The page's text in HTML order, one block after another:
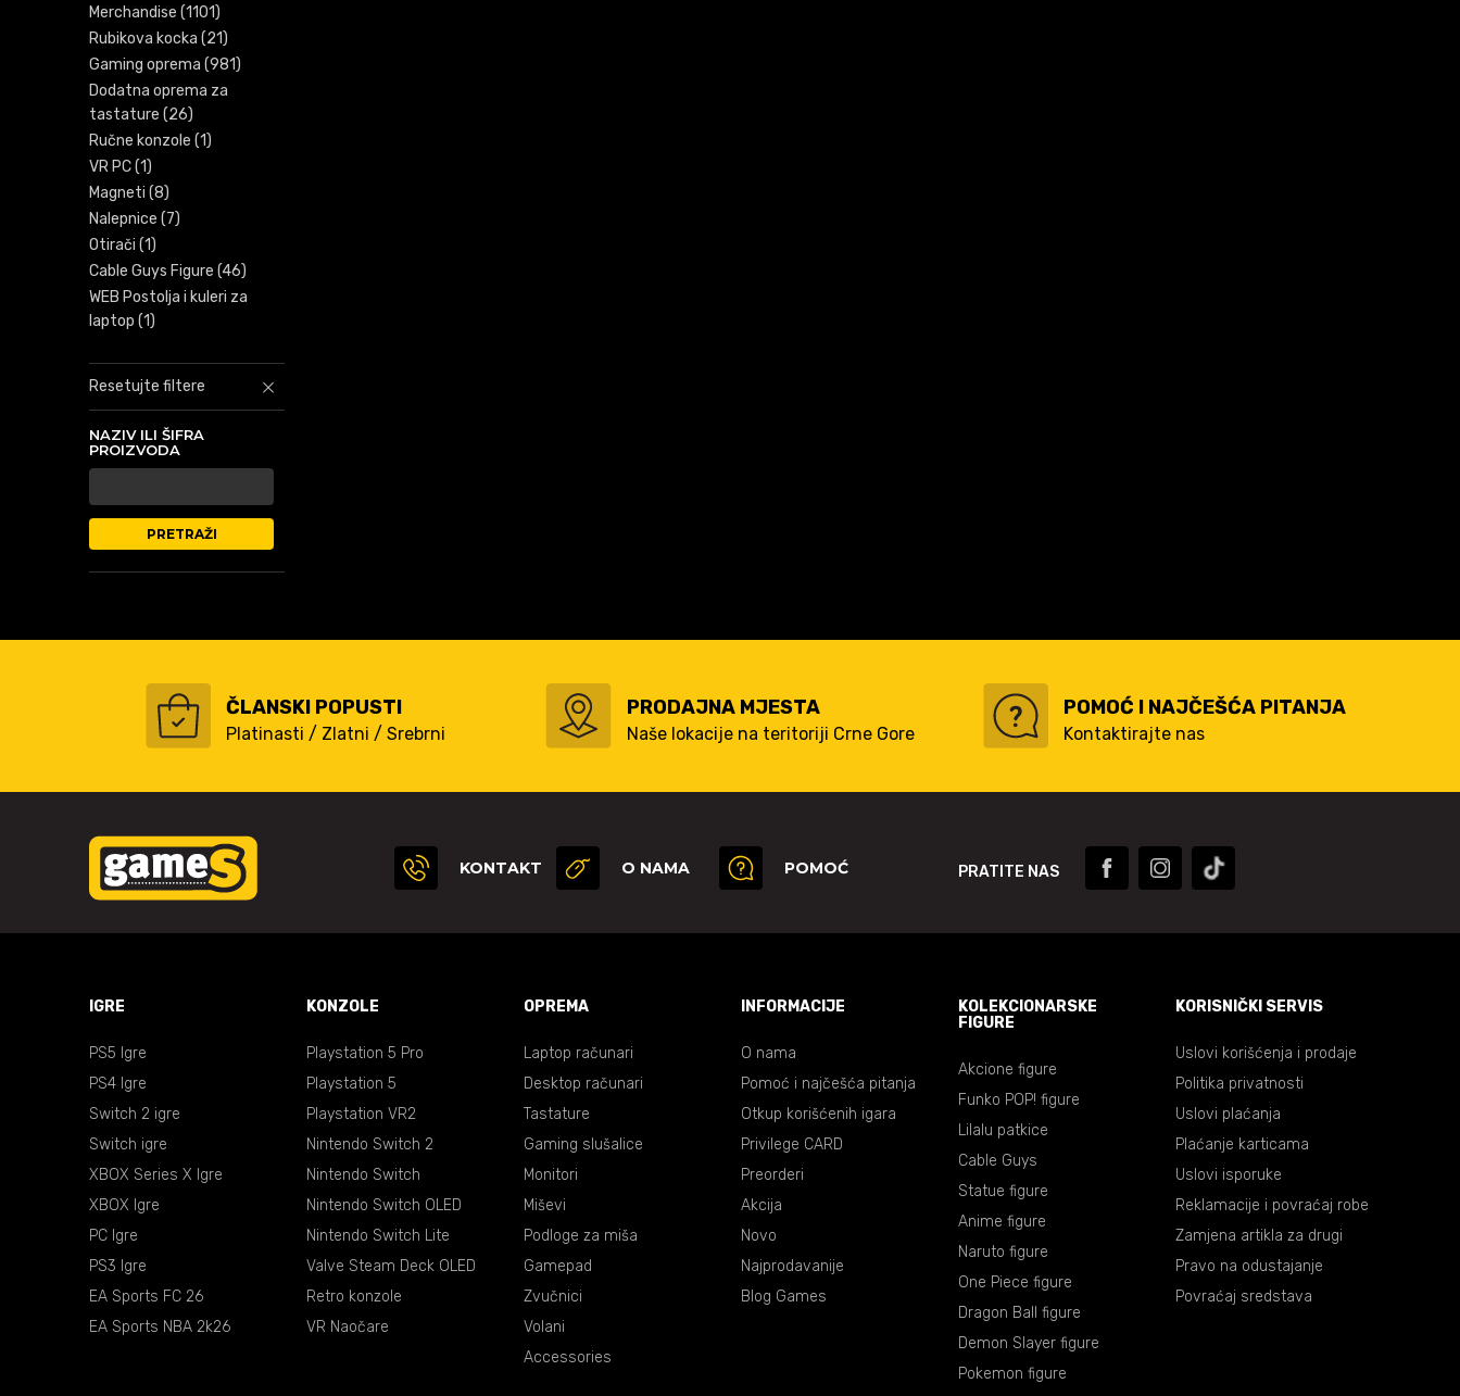
Merchandise (1101)
Rubikova kocka (21)
Gaming oprema (981)
Dodatna oprema za
tastature (26)
Ručne konzole (1)
VR PC(1)
Magneti (8)
Nalepnice (7)
Otirači (1)
Cable Guys Figure (46)
WEB Postolja i kuleri za
laptop (1)
Resetujte filtere
NAZIV ILI ŠIFRA
PROIZVODA
PRETRAŽI
ČLANSKI POPUSTI
Platinasti / Zlatni / Srebrni
PRODAJNA MJESTA
Naše lokacije na teritoriji Crne Gore
POMOĆ I NAJČEŠĆA PITANJA
Kontaktirajte nas
KONTAKT O NAMA POMOĆ PRATITE NAS
IGRE
PS5 Igre
PS4 Igre
Switch 2 igre
Switch igre
XBOX Series X Igre
XBOX Igre
PC Igre
PS3 Igre
EA Sports FC 26
EA Sports NBA 2k26
KONZOLE
Playstation 5 Pro
Playstation 5
Playstation VR2
Nintendo Switch 2
Nintendo Switch
Nintendo Switch OLED
Nintendo Switch Lite
Valve Steam Deck OLED
Retro konzole
VR Naočare
OPREMA
Laptop računari
Desktop računari
Tastature
Gaming slušalice
Monitori
Miševi
Podloge za miša
Gamepad
Zvučnici
Volani
Accessories
INFORMACIJE
O nama
Pomoć i najčešća pitanja
Otkup korišćenih igara
Privilege CARD
Preorderi
Akcija
Novo
Najprodavanije
Blog Games
KOLEKCIONARSKE
FIGURE
Akcione figure
Funko POP! figure
Lilalu patkice
Cable Guys
Statue figure
Anime figure
Naruto figure
One Piece figure
Dragon Ball figure
Demon Slayer figure
Pokemon figure
KORISNIČKI SERVIS
Uslovi korišćenja i prodaje
Politika privatnosti
Uslovi plaćanja
Plaćanje karticama
Uslovi isporuke
Reklamacije i povraćaj robe
Zamjena artikla za drugi
Pravo na odustajanje
Povraćaj sredstava